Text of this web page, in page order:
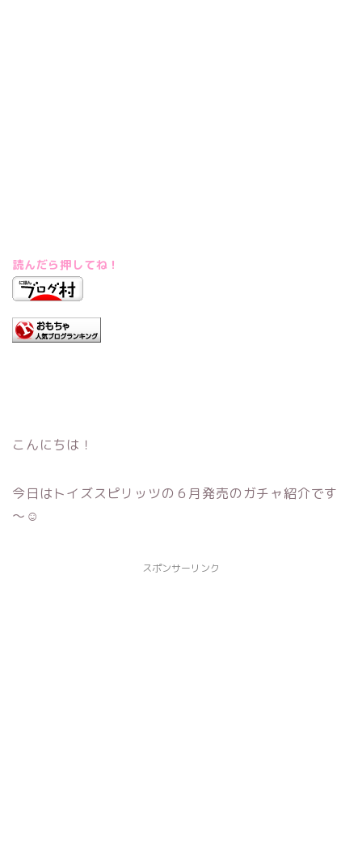
読んだら押してね！
こんにちは！
今日はトイズスピリッツの６月発売のガチャ紹介です
～☺
スポンサーリンク